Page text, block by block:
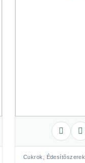
Cukrok, Édesítõszerek